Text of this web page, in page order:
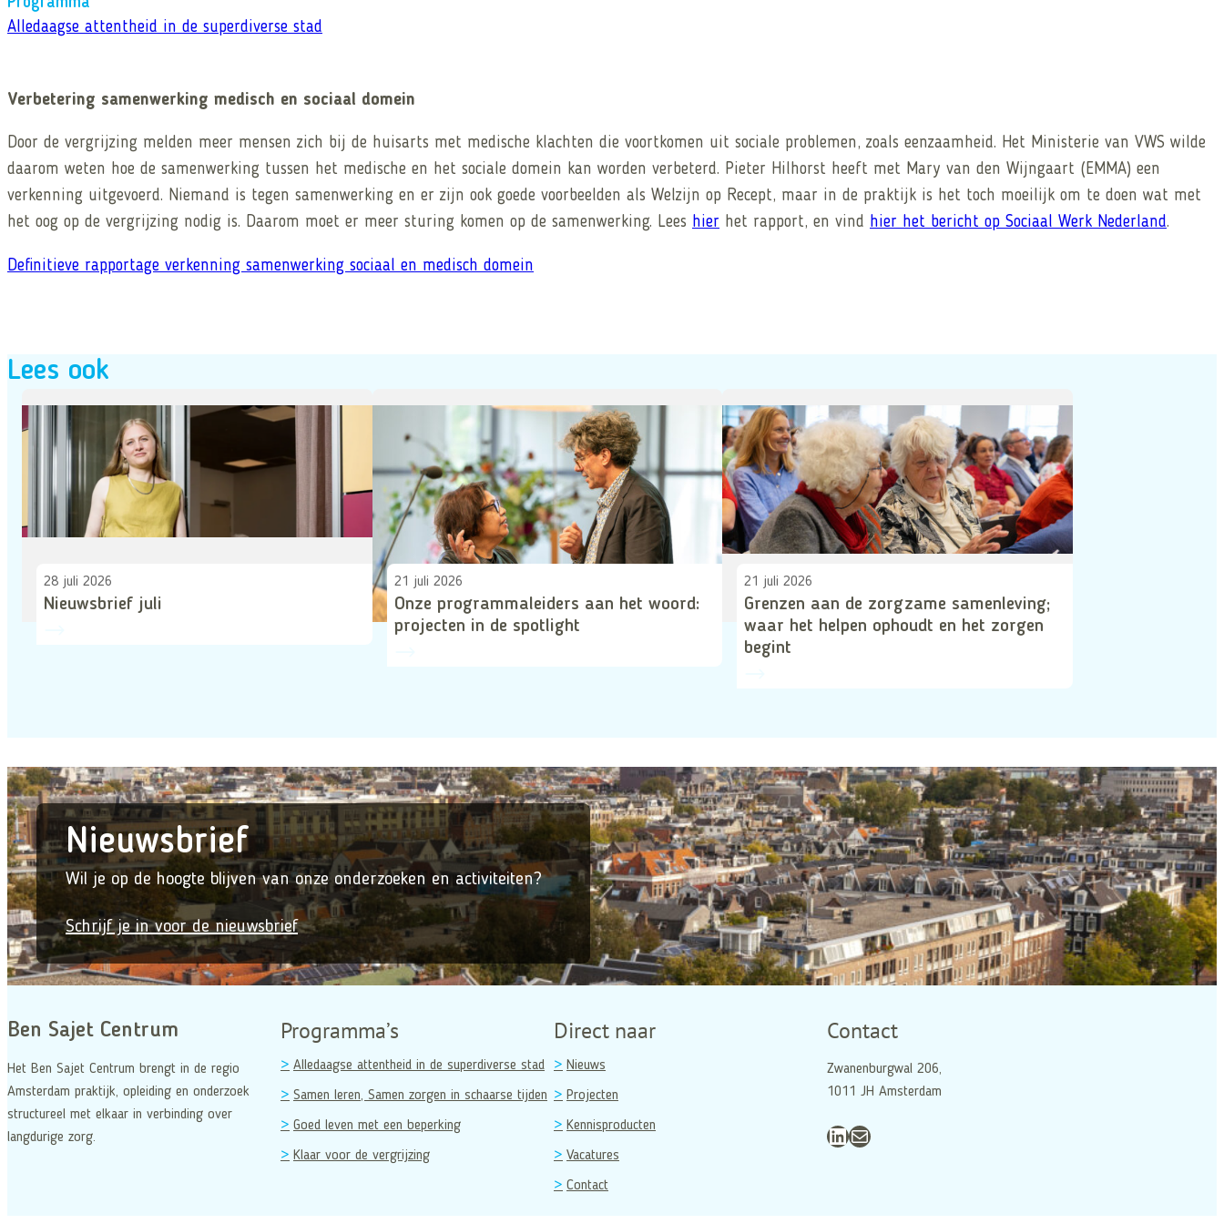
Alledaagse attentheid in de superdiverse stad
Verbetering samenwerking medisch en sociaal domein
Door de vergrijzing melden meer mensen zich bij de huisarts met medische klachten die voortkomen uit sociale problemen, zoals eenzaamheid. Het Ministerie van VWS wilde
daarom weten hoe de samenwerking tussen het medische en het sociale domein kan worden verbeterd. Pieter Hilhorst heeft met Mary van den Wijngaart (EMMA) een
verkenning uitgevoerd. Niemand is tegen samenwerking en er zijn ook goede voorbeelden als Welzijn op Recept, maar in de praktijk is het toch moeilijk om te doen wat met
het oog op de vergrijzing nodig is. Daarom moet er meer sturing komen op de samenwerking. Lees hier het rapport, en vind hier het bericht op Sociaal Werk Nederland.
Definitieve rapportage verkenning samenwerking sociaal en medisch domein
Lees ook
28 juli 2026
Nieuwsbrief juli
21 juli 2026
Onze programmaleiders aan het woord:
projecten in de spotlight
21 juli 2026
Grenzen aan de zorgzame samenleving;
waar het helpen ophoudt en het zorgen
begint
Nieuwsbrief
Wil je op de hoogte blijven van onze onderzoeken en activiteiten?
Schrijf je in voor de nieuwsbrief
Ben Sajet Centrum
Het Ben Sajet Centrum brengt in de regio
Amsterdam praktijk, opleiding en onderzoek
structureel met elkaar in verbinding over
langdurige zorg.
Programma’s
Alledaagse attentheid in de superdiverse stad
Samen leren, Samen zorgen in schaarse tijden
Goed leven met een beperking
Klaar voor de vergrijzing
Direct naar
Nieuws
Projecten
Kennisproducten
Vacatures
Contact
Contact
Zwanenburgwal 206,
1011 JH Amsterdam
LinkedIn E-mail